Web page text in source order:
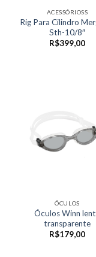
ACESSÓRIOSS
Rig Para Cilindro
Sth-10/8″
R$399,00
ÓCULOS
Óculos Winn
transparente
R$179,00